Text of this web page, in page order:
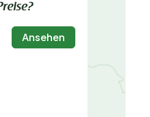
Ansehen